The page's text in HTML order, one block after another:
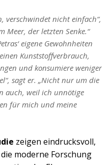
verschwindet nicht einfach“,
Meer, der letzten Senke.“
eigene Gewohnheiten
Kunststoffverbrauch,
und konsumiere weniger
sagt er. „Nicht nur um die
auch, weil ich unnötige
für mich und meine
zeigen eindrucksvoll,
moderne Forschung